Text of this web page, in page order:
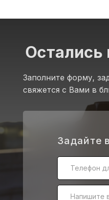
Остались
Заполните форму,
свяжется с Вами в
Задайте